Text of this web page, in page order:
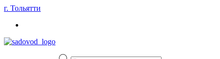
Skip
content
г. Тольятти